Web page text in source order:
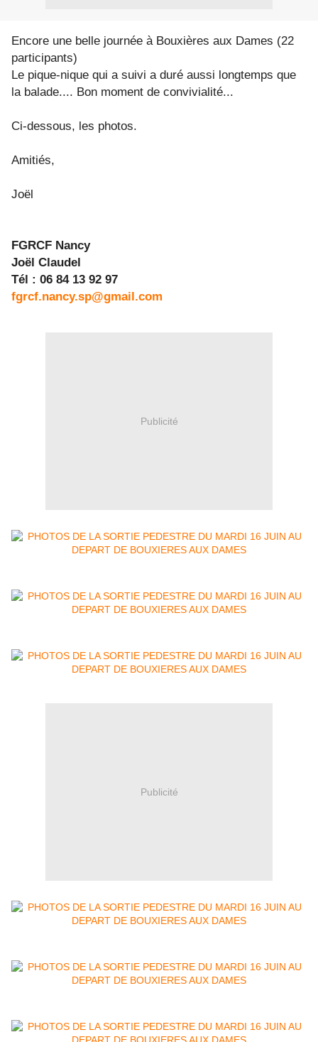
Encore une belle journée à Bouxières aux Dames (22
participants)
Le pique-nique qui a suivi a duré aussi longtemps que
la balade.... Bon moment de convivialité...
Ci-dessous, les photos.
Amitiés,
Joël
FGRCF Nancy
Joël Claudel
Tél : 06 84 13 92 97
fgrcf.nancy.sp@gmail.com
Publicité
Publicité